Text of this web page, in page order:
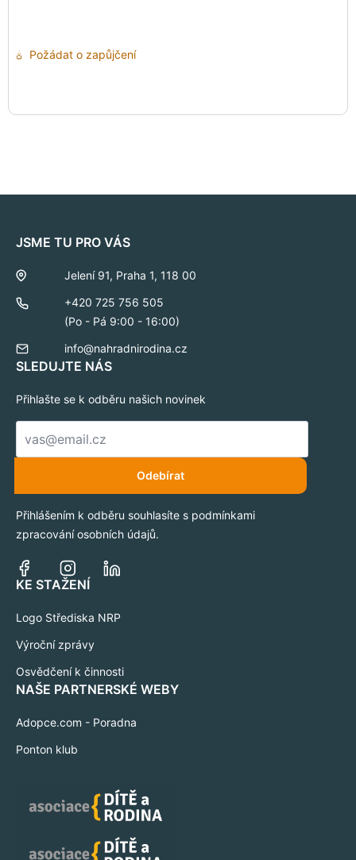
Požádat o zapůjčení
JSME TU PRO VÁS
Jelení 91, Praha 1, 118 00
+420 725 756 505
(Po - Pá 9:00 - 16:00)
info@nahradnirodina.cz
SLEDUJTE NÁS
Přihlašte se k odběru našich novinek
E-
mail
Odebírat
Přihlášením k odběru souhlasíte s podmínkami
zpracování osobních údajů.
KE STAŽENÍ
Logo Střediska NRP
Výroční zprávy
Osvědčení k činnosti
NAŠE PARTNERSKÉ WEBY
Adopce.com - Poradna
Ponton klub